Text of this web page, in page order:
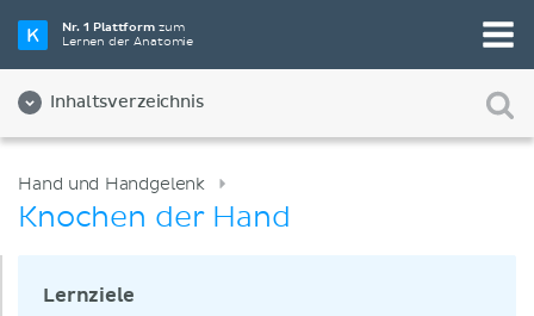
Nr. 1 Plattformzum
Lernen der Anatomie
Inhaltsverzeichnis
Hand und Handgelenk
Knochen der Hand
Lernziele